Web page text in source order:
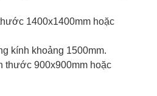
1400x1400mm hoặc
kính khoảng 1500mm.
thước 900x900mm hoặc